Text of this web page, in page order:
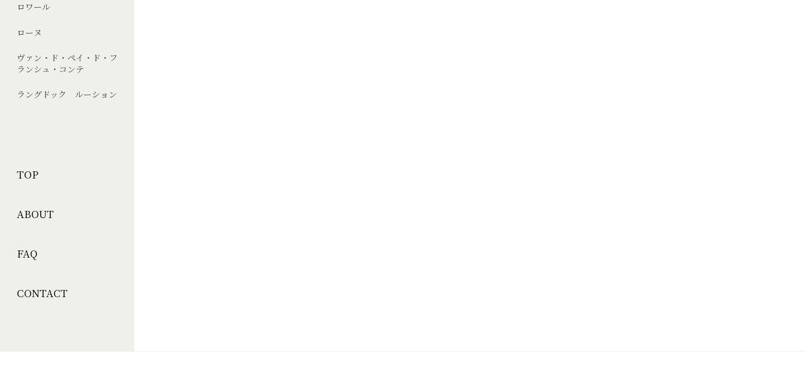
TOP
ABOUT
FAQ
CONTACT
ロワール
ローヌ
ヴァン・ド・ペイ・ド・フ
ランシュ・コンテ
ラングドック ルーション